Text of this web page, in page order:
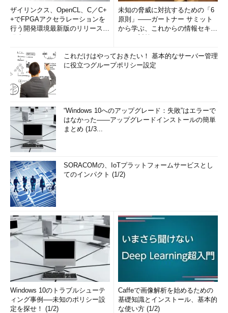
ザイリンクス、OpenCL、C／C+
+でFPGAアクセラレーションを
行う開発環境最新版のリリースを
未知の脅威に対抗するための「6
原則」――ガートナー サミット
から学ぶ、これからの情報セキュ
これだけはやっておきたい！ 基本的なサーバー管理
に役立つグループポリシー設定
“Windows 10へのアップグレード：失敗”はエラーで
はなかった――アップグレードインストールの簡単
まとめ (1/3...
SORACOMの、IoTプラットフォームサービスとし
てのインパクト (1/2)
Windows 10のトラブルシューテ
ィング事例──未知のポリシー設
定を探せ！ (1/2)
Caffeで画像解析を始めるための
基礎知識とインストール、基本的
な使い方 (1/2)